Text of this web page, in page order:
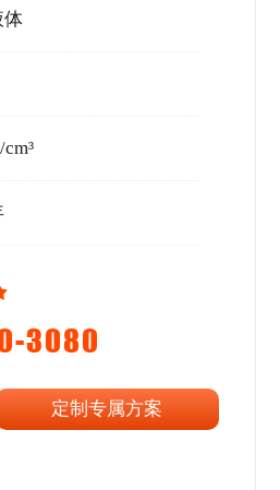
体
3080
定制专属方案